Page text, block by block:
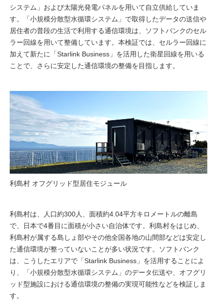
システム」および太陽光発電パネルを用いて自立供給していま
す。「小規模分散型水循環システム」で取得したデータの送信や
居住者の普段の生活で利用する通信環境は、ソフトバンクのセル
ラー回線を用いて整備しています。本検証では、セルラー回線に
加えて新たに「Starlink Business」を活用した衛星回線を用いる
ことで、さらに安定した通信環境の整備を目指します。
利島村 オフグリッド型居住モジュール
利島村は、人口約300人、面積約4.04平方キロメートルの離島
で、日本で4番目に面積が小さい自治体です。利島村をはじめ、
利島村が属する島しょ部やその他全国各地の山間部などは安定し
た通信環境が整っていないことが多い状況です。ソフトバンク
は、こうしたエリアで「Starlink Business」を活用することによ
り、「小規模分散型水循環システム」のデータ伝送や、オフグリ
ッド型施設における通信環境の整備の実現可能性などを検証しま
す。